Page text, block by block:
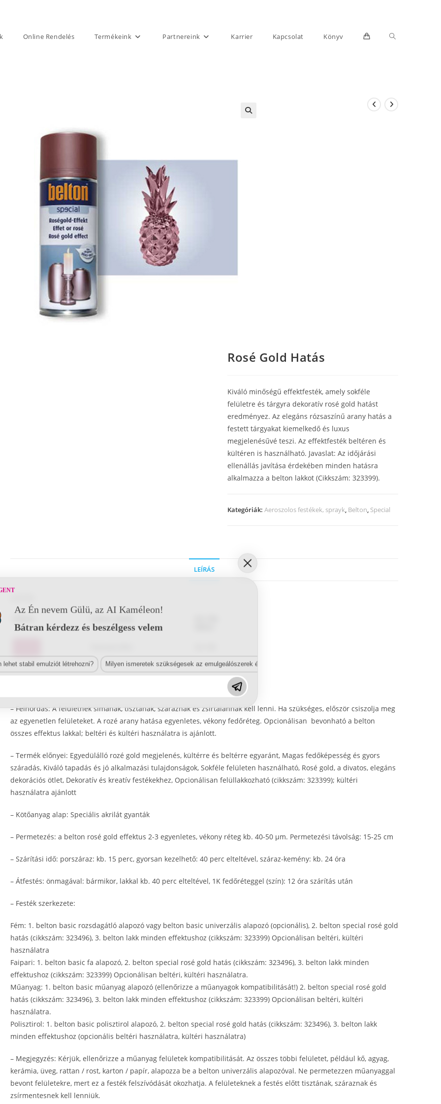
Online Rendelés Termékeink Partnereink Karrier Kapcsolat Könyv Toggle
website
Rosé Gold Hatás
Kiváló minőségű effektfesték, amely sokféle
felületre és tárgyra dekoratív rosé gold hatást
eredményez. Az elegáns rózsaszínű arany hatás a
festett tárgyakat kiemelkedő és luxus
megjelenésűvé teszi. Az effektfesték beltéren és
kültéren is használható. Javaslat: Az időjárási
ellenállás javítása érdekében minden hatásra
alkalmazza a belton lakkot (Cikkszám: 323399).
Kategóriák:Aeroszolos festékek, sprayk, Belton, Special
LEÍRÁS
– Felhordás: A felületnek simának, tisztának, száraznak és zsírtalannak kell lenni. Ha szükséges, először csiszolja meg
az egyenetlen felületeket. A rozé arany hatása egyenletes, vékony fedőréteg. Opcionálisan bevonható a belton
összes effektus lakkal; beltéri és kültéri használatra is ajánlott.
– Termék előnyei: Egyedülálló rozé gold megjelenés, kültérre és beltérre egyaránt, Magas fedőképesség és gyors
száradás, Kiváló tapadás és jó alkalmazási tulajdonságok, Sokféle felületen használható, Rosé gold, a divatos, elegáns
dekorációs ötlet, Dekoratív és kreatív festékekhez, Opcionálisan felüllakkozható (cikkszám: 323399); kültéri
használatra ajánlott
– Kötőanyag alap: Speciális akrilát gyanták
– Permetezés: a belton rosé gold effektus 2-3 egyenletes, vékony réteg kb. 40-50 μm. Permetezési távolság: 15-25 cm
– Szárítási idő: porszáraz: kb. 15 perc, gyorsan kezelhető: 40 perc elteltével, száraz-kemény: kb. 24 óra
– Átfestés: önmagával: bármikor, lakkal kb. 40 perc elteltével, 1K fedőréteggel (szín): 12 óra szárítás után
– Festék szerkezete:
Fém: 1. belton basic rozsdagátló alapozó vagy belton basic univerzális alapozó (opcionális), 2. belton special rosé gold
hatás (cikkszám: 323496), 3. belton lakk minden effektushoz (cikkszám: 323399) Opcionálisan beltéri, kültéri
használatra
Faipari: 1. belton basic fa alapozó, 2. belton special rosé gold hatás (cikkszám: 323496), 3. belton lakk minden
effektushoz (cikkszám: 323399) Opcionálisan beltéri, kültéri használatra.
Műanyag: 1. belton basic műanyag alapozó (ellenőrizze a műanyagok kompatibilitását!) 2. belton special rosé gold
hatás (cikkszám: 323496), 3. belton lakk minden effektushoz (cikkszám: 323399) Opcionálisan beltéri, kültéri
használatra.
Polisztirol: 1. belton basic polisztirol alapozó, 2. belton special rosé gold hatás (cikkszám: 323496), 3. belton lakk
minden effektushoz (opcionális beltéri használatra, kültéri használatra)
– Megjegyzés: Kérjük, ellenőrizze a műanyag felületek kompatibilitását. Az összes többi felületet, például kő, agyag,
kerámia, üveg, rattan / rost, karton / papír, alapozza be a belton univerzális alapozóval. Ne permetezzen műanyaggal
bevont felületekre, mert ez a festék felszívódását okozhatja. A felületeknek a festés előtt tisztának, száraznak és
zsírmentesnek kell lenniük.
Az Én nevem Gülü, az AI Kaméleon!
Bátran kérdezz és beszélgess velem
lehet stabil emulziót létrehozni? Milyen ismeretek szükségesek az emulgeálószerek és diszpergálószerek terén?